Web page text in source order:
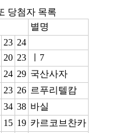
당첨자 목록
별명
23 24
20 23
ㅣ7
24 29 국산사자
23 26 르푸리텔캄
34 38 바실
15 19 카르코브찬카